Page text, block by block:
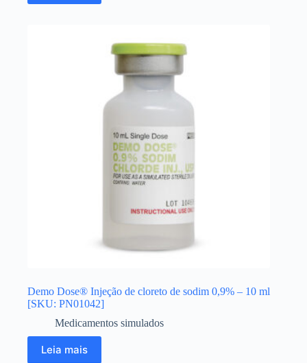
Demo Dose® Injeção de cloreto de sodim 0,9% – 10 ml
[SKU: PN01042]
Medicamentos simulados
Leia mais